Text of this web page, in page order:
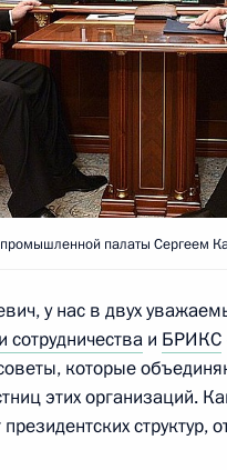
понедельник
и
Москва, Кремль
пятница
Тверской
Москва, Кремль
промышленной палаты Сергеем
у нас в двух
и БРИКС
которые
этих организаций.
структур,